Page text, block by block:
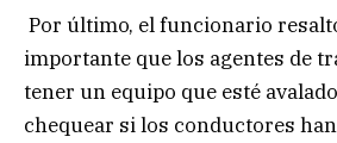
Por último, el funcionario
importante que los agentes de
tener un equipo que esté
chequear si los conductores